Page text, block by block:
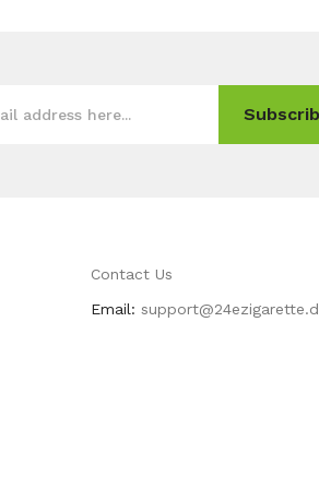
Contact Us
Email: